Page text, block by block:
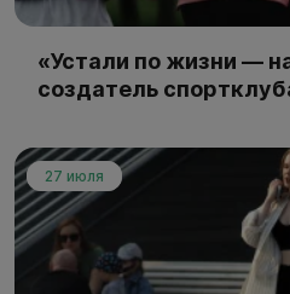
«Устали по жизни —
создатель
27 июля